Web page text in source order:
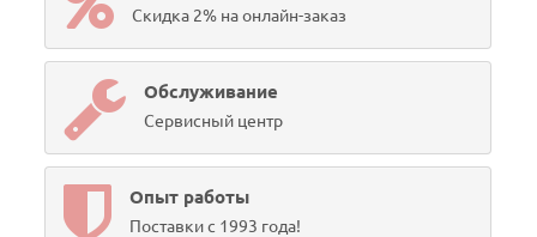
Скидка 2% на онлайн-заказ
Обслуживание
Сервисный центр
Опыт работы
Поставки с 1993 года!